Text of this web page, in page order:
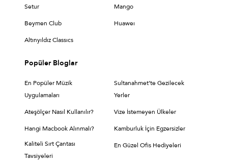
Setur Mango
Beymen Club Huaweı
Altınyıldız Classıcs
Popüler Bloglar
En Popüler Müzik
Uygulamaları
Sultanahmet’te Gezilecek
Yerler
Ateşölçer Nasıl Kullanılır? Vize İstemeyen Ülkeler
Hangi Macbook Alınmalı?
Kamburluk İçin Egzersizler
Kaliteli Sırt Çantası
Tavsiyeleri
En Güzel Ofis Hediyeleri